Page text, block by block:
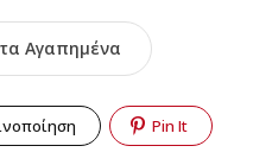
Αγαπημένα
Pin It